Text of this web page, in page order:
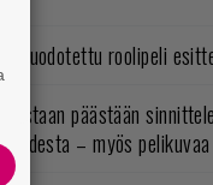
roolipeli
vastaan päästään
– myös